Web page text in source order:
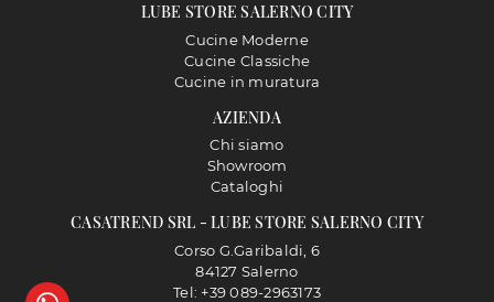
LUBE STORE SALERNO CITY
Cucine Moderne
Cucine Classiche
Cucine in muratura
AZIENDA
Chi siamo
Showroom
Cataloghi
CASATREND SRL - LUBE STORE SALERNO CITY
Corso G.Garibaldi, 6
84127 Salerno
Tel: +39 089-2963173